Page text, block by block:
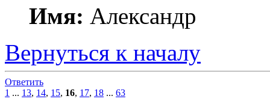
Имя: Александр
Вернуться к началу
Ответить
1 ... 13, 14, 15, 16, 17, 18 ... 63